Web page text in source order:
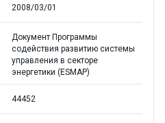
2008/03/01
Документ Программы
содействия развитию системы
управления в секторе
энергетики (ESMAP)
44452